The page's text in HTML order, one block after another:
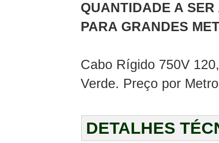
QUANTIDADE A
PARA GRANDES
Cabo Rígido 750V
Verde. Preço por
DETALHES